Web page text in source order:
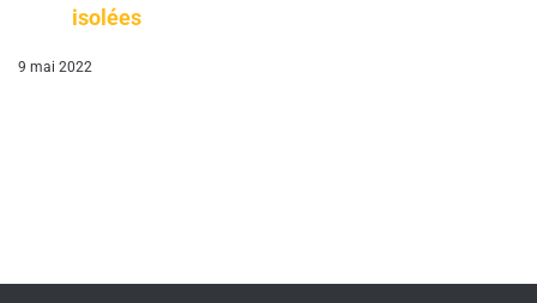
isolées
9 mai 2022